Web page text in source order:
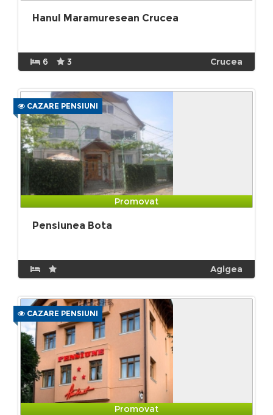
Hanul Maramuresean Crucea
6 3 Crucea
CAZARE PENSIUNI
Promovat
Pensiunea Bota
Agigea
CAZARE PENSIUNI
Promovat